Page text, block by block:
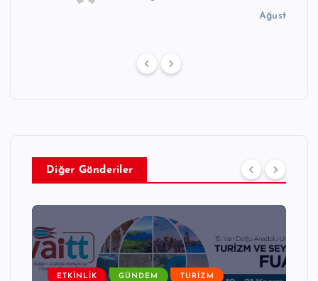
Ağustos 6,
Diğer Gönderiler
ETKINLIK GÜNDEM TURIZM